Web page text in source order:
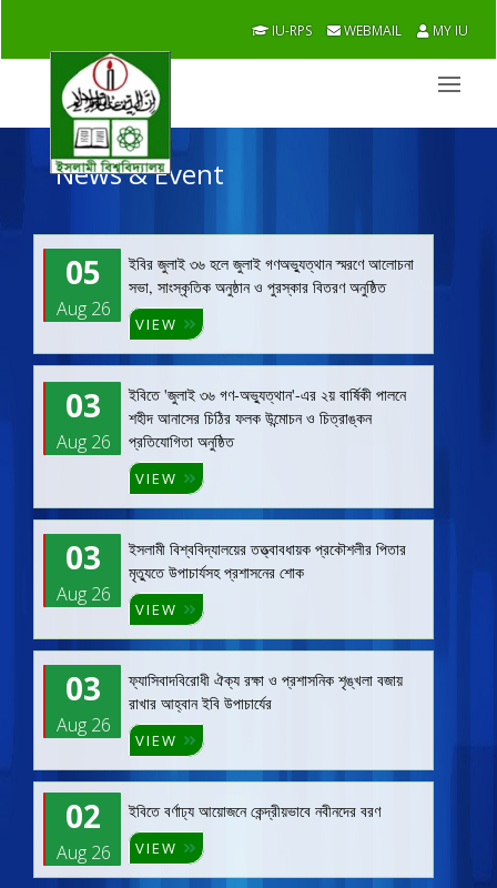
IU-RPS WEBMAIL MY IU
News & Event
05
Aug 26
ইবির জুলাই ৩৬ হলে জুলাই গণঅভ্যুত্থান স্মরণে আলোচনা
সভা, সাংস্কৃতিক অনুষ্ঠান ও পুরস্কার বিতরণ অনুষ্ঠিত
VIEW
03
Aug 26
ইবিতে 'জুলাই ৩৬ গণ-অভ্যুত্থান'-এর ২য় বার্ষিকী পালনে
শহীদ আনাসের চিঠির ফলক উন্মোচন ও চিত্রাঙ্কন
প্রতিযোগিতা অনুষ্ঠিত
VIEW
03
Aug 26
ইসলামী বিশ্ববিদ্যালয়ের তত্ত্বাবধায়ক প্রকৌশলীর পিতার
মৃত্যুতে উপাচার্যসহ প্রশাসনের শোক
VIEW
03
Aug 26
ফ্যাসিবাদবিরোধী ঐক্য রক্ষা ও প্রশাসনিক শৃঙ্খলা বজায়
রাখার আহ্বান ইবি উপাচার্যের
VIEW
02
Aug 26
ইবিতে বর্ণাঢ্য আয়োজনে কেন্দ্রীয়ভাবে নবীনদের বরণ
VIEW